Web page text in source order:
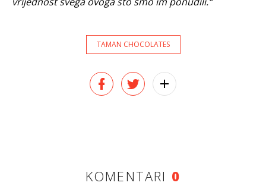
TAMAN CHOCOLATES
KOMENTARI 0